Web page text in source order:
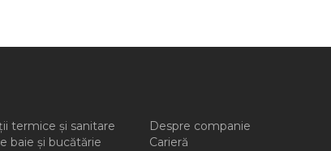
termice și sanitare
baie și bucătărie
Despre companie
Carieră